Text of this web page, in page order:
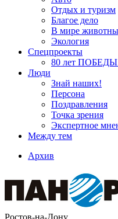
Отдых и туризм
Благое дело
В мире
Экология
Спецпроекты
80 лет
Люди
Знай наших!
Персона
Поздравления
Точка зрения
Экспертное
Между тем
Архив
Ростов-на-Дону